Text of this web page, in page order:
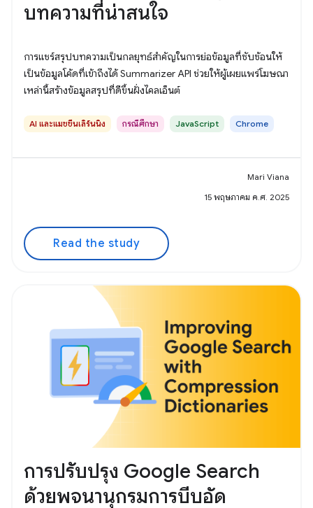
บทความที่น่าสนใจ
การแชร์สรุปบทความเป็นกลยุทธ์สําคัญในการย่อข้อมูลที่ซับซ้อนให้
เป็นข้อมูลโค้ดที่เข้าถึงได้ Summarizer API ช่วยให้ผู้เผยแพร่โฆษณา
เหล่านี้สร้างข้อมูลสรุปที่ดีขึ้นฝั่งไคลเอ็นต์
AI และแมชชีนเลิร์นนิง กรณีศึกษา JavaScript Chrome
Mari Viana
15 พฤษภาคม ค.ศ. 2025
Read the study
การปรับปรุง Google Search
ด้วยพจนานุกรมการบีบอัด